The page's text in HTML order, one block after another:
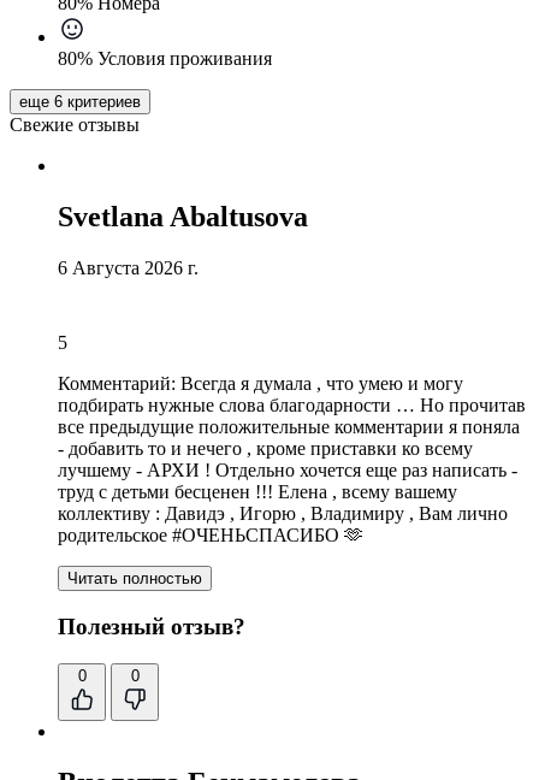
80% Условия проживания
еще 6 критериев
Свежие отзывы
Svetlana Abaltusova
6 Августа 2026 г.
5
Комментарий: Всегда я думала , что умею и могу
подбирать нужные слова благодарности … Но прочитав
все предыдущие положительные комментарии я поняла
- добавить то и нечего , кроме приставки ко всему
лучшему - АРХИ ! Отдельно хочется еще раз написать -
труд с детьми бесценен !!! Елена , всему вашему
коллективу : Давидэ , Игорю , Владимиру , Вам лично
родительское #ОЧЕНЬСПАСИБО 🫶
Читать полностью
Полезный отзыв?
0 0